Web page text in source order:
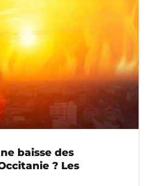
baisse des
? Les